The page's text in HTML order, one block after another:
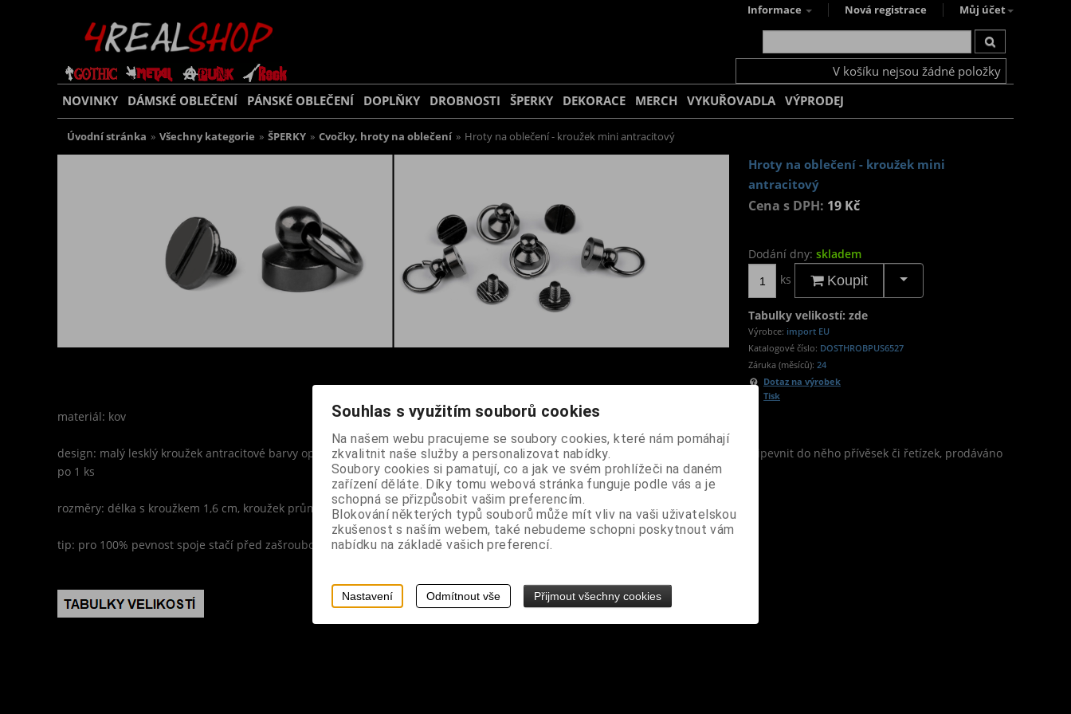
Informace Nová registrace Můj účet
V košíku nejsou žádné položky
NOVINKY DÁMSKÉ OBLEČENÍ PÁNSKÉ OBLEČENÍ DOPLŇKY DROBNOSTI ŠPERKY DEKORACE MERCH VYKUŘOVADLA VÝPRODEJ
Úvodní stránka » Všechny kategorie » ŠPERKY » Cvočky, hroty na oblečení » Hroty na oblečení - kroužek mini antracitový
Hroty na oblečení - kroužek mini
antracitový
Cena s DPH: 19 Kč
Dodání dny: skladem
ks
Koupit
Tabulky velikostí: zde
Výrobce: import EU
Katalogové číslo: DOSTHROBPUS6527
Záruka (měsíců): 24
Dotaz na výrobek
Tisk
materiál: kov
design: malý lesklý kroužek antracitové barvy opatřen šroubkem a závitem pro snadné a pevné přichycení, kroužek lze rozevřít a připevnit do něho přívěsek či řetízek, prodáváno
po 1 ks
rozměry: délka s kroužkem 1,6 cm, kroužek průměr 1 cm
tip: pro 100% pevnost spoje stačí před zašroubováním kápnout na šroub trochu lepidla na závity
Souhlas s využitím souborů cookies
Na našem webu pracujeme se soubory cookies, které nám pomáhají
zkvalitnit naše služby a personalizovat nabídky.
Soubory cookies si pamatují, co a jak ve svém prohlížeči na daném
zařízení děláte. Díky tomu webová stránka funguje podle vás a je
schopná se přizpůsobit vašim preferencím.
Blokování některých typů souborů může mít vliv na vaši uživatelskou
zkušenost s naším webem, také nebudeme schopni poskytnout vám
nabídku na základě vašich preferencí.
Nastavení Odmítnout vše Přijmout všechny cookies